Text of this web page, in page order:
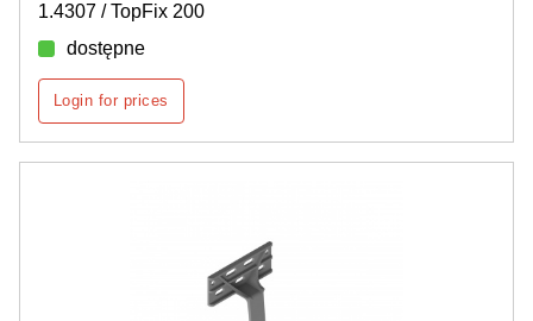
1.4307 / TopFix 200
dostępne
Login for prices